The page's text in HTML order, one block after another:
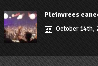
Pleinvrees
October 14th,